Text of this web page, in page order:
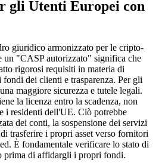
gli Utenti Europei con
giuridico armonizzato per le cripto-
un "CASP autorizzato" significa che
rigorosi requisiti in materia di
fondi dei clienti e trasparenza. Per gli
maggiore sicurezza e tutele legali.
la licenza entro la scadenza, non
i residenti dell'UE. Ciò potrebbe
dei conti, la sospensione dei servizi
trasferire i propri asset verso fornitori
È fondamentale verificare lo stato di
prima di affidargli i propri fondi.